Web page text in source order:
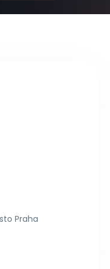
Praha